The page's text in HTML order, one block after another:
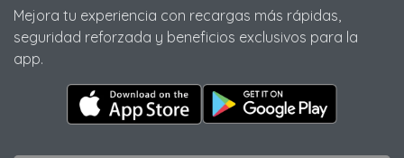
Mejora tu experiencia con recargas más rápidas,
seguridad reforzada y beneficios exclusivos para la
app.